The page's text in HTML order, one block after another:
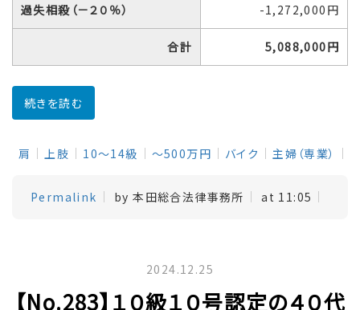
過失相殺（－２０％） -1,272,000円
合計 5,088,000円
続きを読む
肩 上肢 10～14級 ～500万円 バイク 主婦（専業）
Permalink by 本田総合法律事務所 at 11:05
2024.12.25
【No.283】１０級１０号認定の４０代